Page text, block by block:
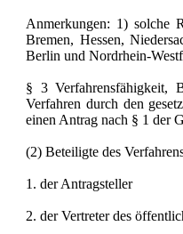
Anmerkungen: 1) solche
Bremen, Hessen,
Berlin und Nordrhein-
§ 3 Verfahrensfähigkeit,
Verfahren durch den
einen Antrag nach § 1 der
(2) Beteiligte des
1. der Antragsteller
2. der Vertreter des